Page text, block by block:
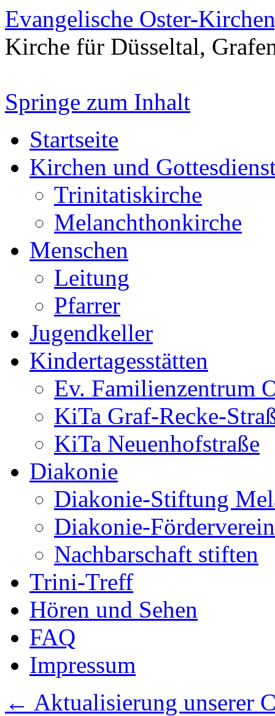
Evangelische Oster-
Kirche für Düsseltal,
Springe zum Inhalt
Startseite
Kirchen und
Trinitatiskirche
Melanchthonkirche
Menschen
Leitung
Pfarrer
Jugendkeller
Kindertagesstätten
Ev. Familienzentrum
KiTa Graf-Recke-
KiTa Neuenhofstraße
Diakonie
Diakonie-Stiftung
Diakonie-
Nachbarschaft stiften
Trini-Treff
Hören und Sehen
FAQ
Impressum
← Aktualisierung unserer